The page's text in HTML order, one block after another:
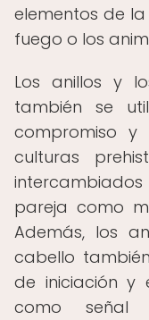
elementos de
fuego o los
Los anillos y
también se
compromiso
culturas
pareja como
Además, los
cabello
de iniciación y
como señal